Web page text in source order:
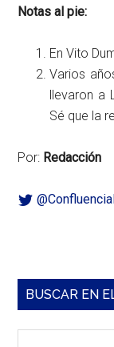
Notas al pie:
En Vito
Varios
llevaron a
Sé que la
Por: Redacción
Barra
BUSCAR EN